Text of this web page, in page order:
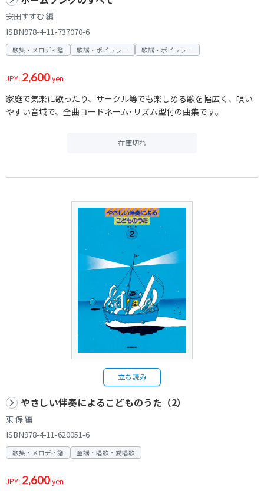
安田すすむ 編
ISBN978-4-11-737070-6
歌集・メロディ譜 歌謡・ポピュラー 歌謡・ポピュラー
JPY: 2,600yen
家庭で気楽に歌ったり、サークル等でも楽しめる歌を幅広く、唄い
やすい音域で、全曲コードネーム･リズム型付の曲集です。
在庫切れ
立ち読み
やさしい伴奏によるこどものうた（2）
東 保 編
ISBN978-4-11-620051-6
歌集・メロディ譜 童謡・唱歌・愛唱歌
JPY: 2,600yen